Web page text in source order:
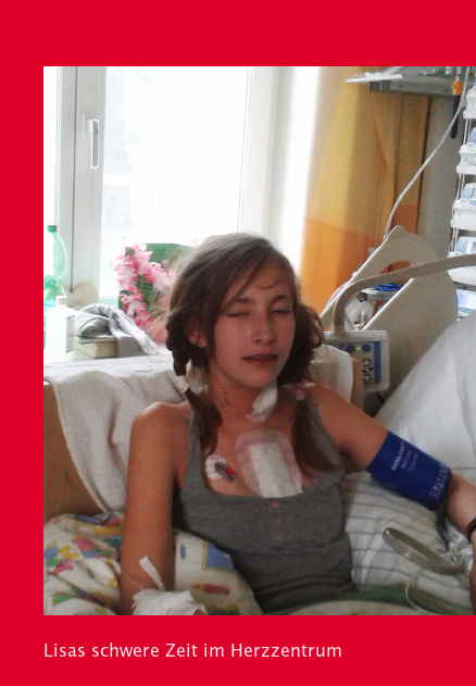
Lisas schwere Zeit im Herzzentrum